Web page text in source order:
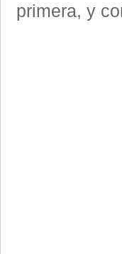
primera, y